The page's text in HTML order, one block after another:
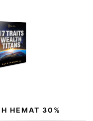
HEMAT 30%